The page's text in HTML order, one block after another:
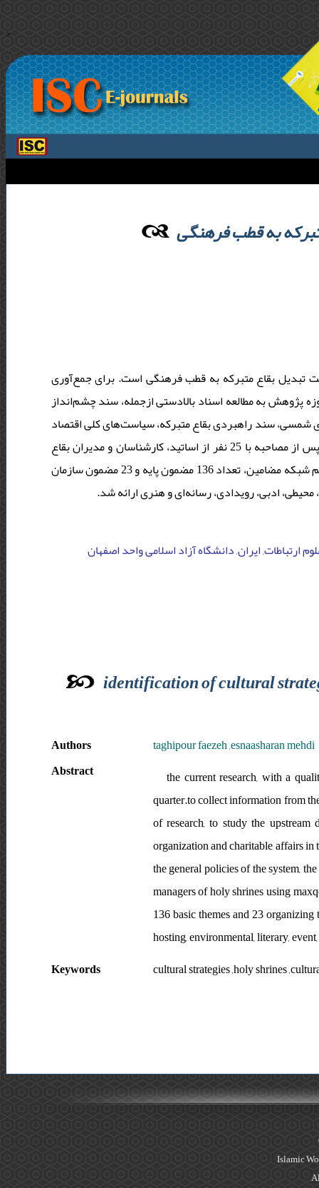
>
به قطب فرهنگی
تبدیل بقاع متبرکه به قطب فرهنگی است. برای جمع‌آوری
پژوهش به مطالعه اسناد بالادستی ازجمله، سند چشم‌انداز
سند چشم‌انداز سازمان اوقاف و امور خیریه در افق 1404 هجری شمسی، سند راهبردی بقاع متبرکه، سیاست‌های کلی اقتصاد
مقاومتی، سیاست‌های کلی نظام، قانون اساسی و قانون اوقاف پرداخته شد و پس از مصاحبه با 25 نفر از اساتید، کارشناسان و مدیران بقاع
متبرکه با استفاده از نرم‌افزار maxqda و از طریق روش تحلیل مضمون و ترسیم شبکه مضامین، تعداد 136 مضمون پایه و 23 مضمون سازمان
ارتباطات, ایران, دانشگاه آزاد اسلامی واحد اصفهان
identification of cultural
Authors
taghipour faezeh ,esnaasharan mehdi
Abstract
the current research, with a
quarter.to collect information from
of research, to study the
organization and charitable affairs
the general policies of the system,
managers of holy shrines using
136 basic themes and 23
hosting, environmental, literary,
Keywords
cultural strategies ,holy shrines
Islamic